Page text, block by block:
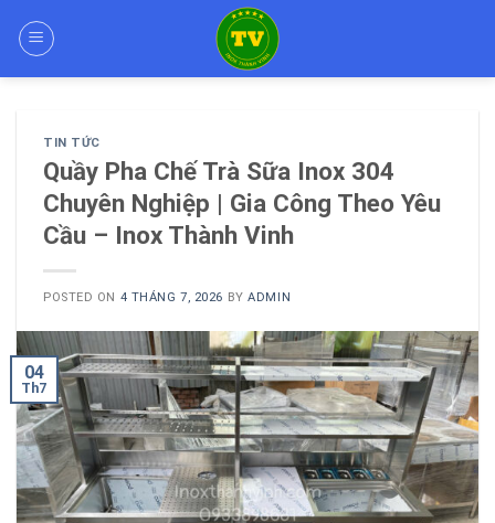
TIN TỨC
Quầy Pha Chế Trà Sữa Inox 304
Chuyên Nghiệp | Gia Công Theo Yêu
Cầu – Inox Thành Vinh
POSTED ON 4 THÁNG 7, 2026 BYADMIN
04
Th7